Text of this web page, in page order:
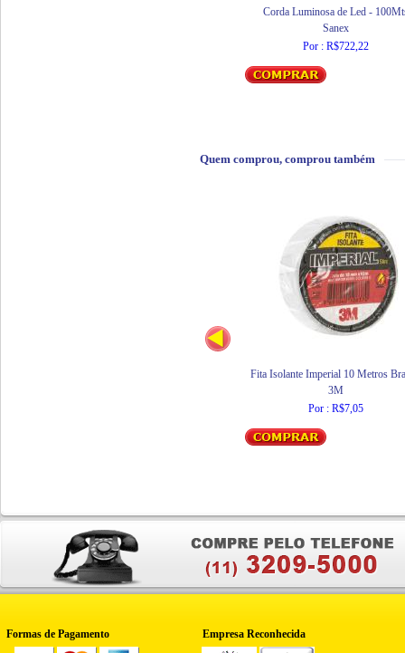
Corda Luminosa de Led -
Sanex
Por : R$722,22
Quem comprou, comprou também
Fita Isolante Imperial 10 Metros
3M
Por : R$7,05
Formas de Pagamento Empresa Reconhecida